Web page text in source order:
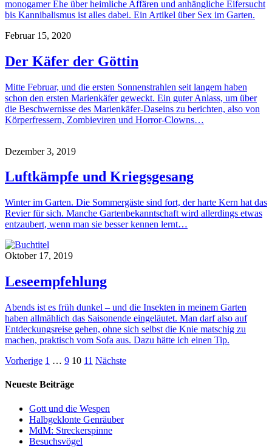
monogamer Ehe über heimliche Affären und anhängliche Eifersucht
bis Kannibalismus ist alles dabei. Ein Artikel über Sex im Garten.
Februar 15, 2020
Der Käfer der Göttin
Mitte Februar, und die ersten Sonnenstrahlen seit langem haben
schon den ersten Marienkäfer geweckt. Ein guter Anlass, um über
die Beschwernisse des Marienkäfer-Daseins zu berichten, also von
Körperfressern, Zombieviren und Horror-Clowns…
Dezember 3, 2019
Luftkämpfe und Kriegsgesang
Winter im Garten. Die Sommergäste sind fort, der harte Kern hat das
Revier für sich. Manche Gartenbekanntschaft wird allerdings etwas
entzaubert, wenn man sie besser kennen lernt…
Oktober 17, 2019
Leseempfehlung
Abends ist es früh dunkel – und die Insekten in meinem Garten
haben allmählich das Saisonende eingeläutet. Man darf also auf
Entdeckungsreise gehen, ohne sich selbst die Knie matschig zu
machen, praktisch vom Sofa aus. Dazu hätte ich einen Tip.
Seitennummerierung
der
Vorherige 1 … 9 10 11 Nächste
Neueste Beiträge
Gott und die Wespen
Halbgeklonte Genräuber
MdM: Streckerspinne
Besuchsvögel